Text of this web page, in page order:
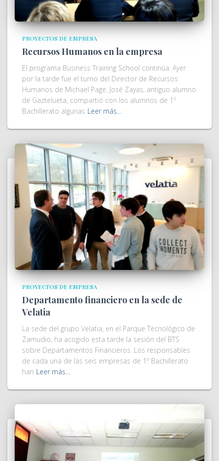
PROYECTOS DE EMPRESA
Recursos Humanos en la empresa
El programa Business Training School continúa. Ayer
por la tarde fue el turno del Director de Recursos
Humanos de Michael Page. José Zayas, antiguo alumno
de Gaztelueta, compartió con los alumnos de 1º
Bachillerato algunas Leer más…
PROYECTOS DE EMPRESA
Departamento financiero en la sede de
Velatia
La sede del grupo Velatia, en el Parque Tecnológico de
Zamudio, ha acogido esta tarde la sesión del BTS
sobre Departamentos Financieros. Los responsables
de cada una de las seis empresas de 1º Bachillerato
han Leer más…